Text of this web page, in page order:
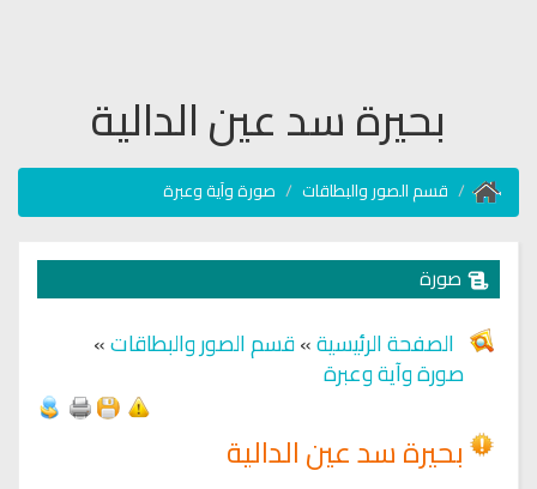
بحيرة سد عين الدالية
قسم الصور والبطاقات صورة وآية وعبرة
صورة
الصفحة الرئيسية»قسم الصور والبطاقات»
صورة وآية وعبرة
بحيرة سد عين الدالية